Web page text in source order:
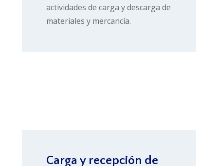
actividades de carga y descarga de
materiales y mercancía.
Carga y recepción de